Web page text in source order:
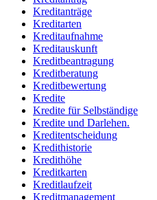
Kreditanträge
Kreditarten
Kreditaufnahme
Kreditauskunft
Kreditbeantragung
Kreditberatung
Kreditbewertung
Kredite
Kredite für Selbständige
Kredite und Darlehen.
Kreditentscheidung
Kredithistorie
Kredithöhe
Kreditkarten
Kreditlaufzeit
Kreditmanagement